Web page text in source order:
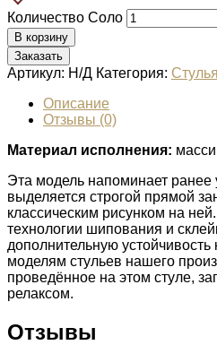
Количество Соло
В корзину
Заказать
Артикул: Н/Д Категория: Стулья
Описание
Отзывы (0)
Материал исполнения:
Эта модель напоминает ранее
выделяется строгой прямой
классическим рисунком на
технологии шипования и
дополнительную устойчивость
моделям стульев нашего
проведённое на этом стуле,
релаксом.
Отзывы